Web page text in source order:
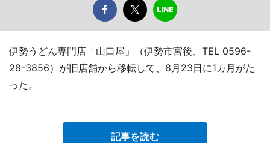
伊勢うどん専門店「山口屋」（伊勢市宮後、TEL 0596-
28-3856）が旧店舗から移転して、8月23日に1カ月がた
った。
記事を読む